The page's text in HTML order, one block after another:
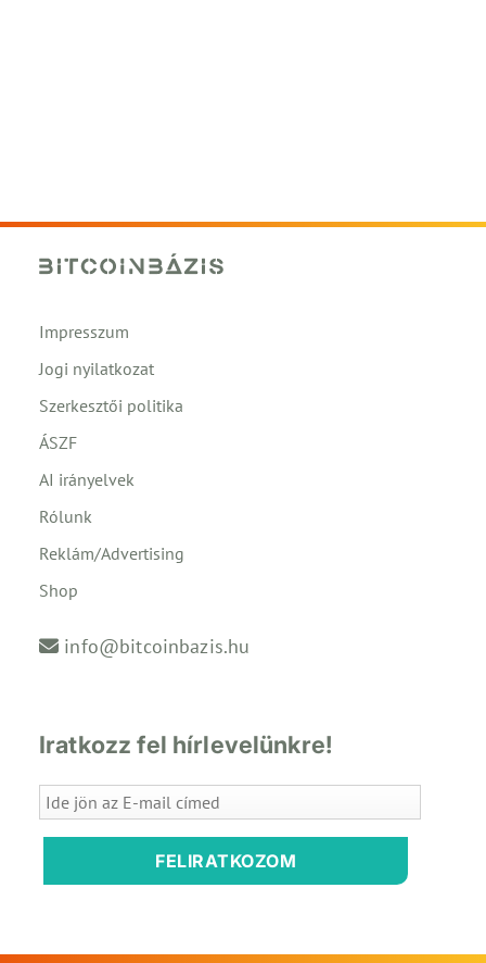
Impresszum
Jogi nyilatkozat
Szerkesztői politika
ÁSZF
AI irányelvek
Rólunk
Reklám/Advertising
Shop
info@bitcoinbazis.hu
Iratkozz fel hírlevelünkre!
FELIRATKOZOM